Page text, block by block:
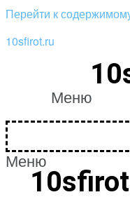
Перейти к
10sfirot.ru
Меню
Меню